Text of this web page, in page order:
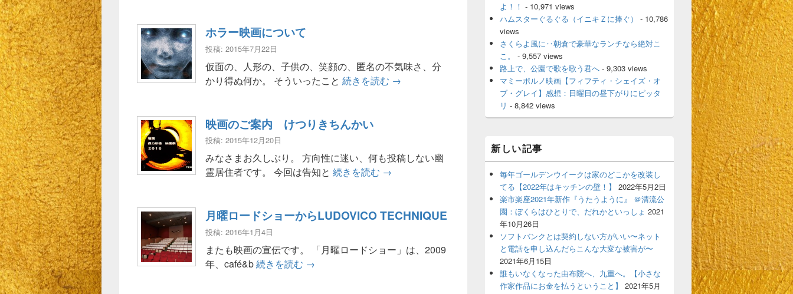
ホラー映画について
投稿: 2015年7月22日
仮面の、人形の、子供の、笑顔の、匿名の不気味さ、分
かり得ぬ何か。 そういったこと 続きを読む ホラー映画について
→
映画のご案内 けつりきちんかい
投稿: 2015年12月20日
みなさまお久しぶり。 方向性に迷い、何も投稿しない幽
霊居住者です。 今回は告知と 続きを読む 映画のご案内 けつりきちんかい
→
月曜ロードショーからLUDOVICO TECHNIQUE
投稿: 2016年1月4日
またも映画の宣伝です。 「月曜ロードショー」は、2009
年、café&b続きを読む 月曜ロードショーからLUDOVICO TECHNIQUE
→
よ！！ - 10,971 views
ハムスターぐるぐる（イニキＺに捧ぐ）
- 10,786
views
さくらよ風に‥朝倉で豪華なランチなら絶対こ
こ。
- 9,557 views
路上で、公園で歌を歌う君へ - 9,303 views
マミーポルノ映画【フィフティ・シェイズ・オ
ブ・グレイ】感想：日曜日の昼下がりにピッタ
リ - 8,842 views
新しい記事
毎年ゴールデンウイークは家のどこかを改装し
てる【2022年はキッチンの壁！】
2022年5月2日
楽市楽座2021年新作『うたうように』 ＠清流公
園：ぼくらはひとりで、だれかといっしょ 2021
年10月26日
ソフトバンクとは契約しない方がいい〜ネット
と電話を申し込んだらこんな大変な被害が〜
2021年6月15日
誰もいなくなった由布院へ、九重へ。【小さな
作家作品にお金を払うということ】
2021年5月